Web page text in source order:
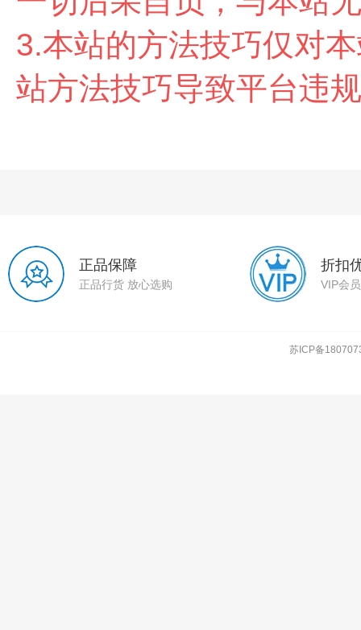
3.本站的方法技巧仅对
站方法技巧导致平台违
正品保障
正品行货 放心选购
折扣
VIP会
苏ICP备